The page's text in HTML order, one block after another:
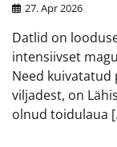
27. Apr 2026
Datlid on
intensiivset
Need
viljadest, on
olnud toidulaua